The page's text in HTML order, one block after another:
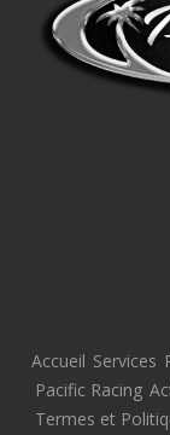
Accueil Services
Pacific Racing
Termes et